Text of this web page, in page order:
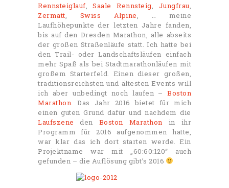
Rennsteiglauf,Saale Rennsteig, Jungfrau,
Zermatt, Swiss Alpine, … meine
Laufhöhepunkte der letzten Jahre fanden,
bis auf den Dresden Marathon, alle abseits
der großen Straßenläufe statt. Ich hatte bei
den Trail- oder Landschaftsläufen einfach
mehr Spaß als bei Stadtmarathonläufen mit
großem Starterfeld. Einen dieser großen,
traditionsreichsten und ältesten Events will
ich aber unbedingt noch laufen – Boston
Marathon. Das Jahr 2016 bietet für mich
einen guten Grund dafür und nachdem die
Laufszene den Boston Marathon in ihr
Programm für 2016 aufgenommen hatte,
war klar das ich dort starten werde. Ein
Projektname war mit „60:60:120“ auch
gefunden – die Auflösung gibt’s 2016